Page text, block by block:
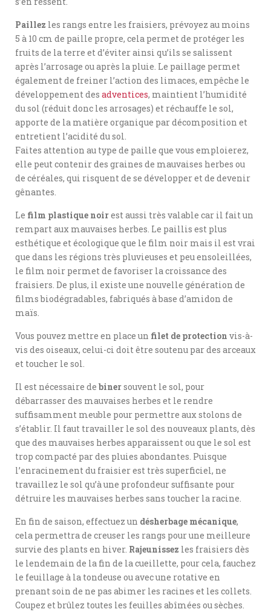
Paillez les rangs entre les fraisiers, prévoyez au moins
5 à 10 cm de paille propre, cela permet de protéger les
fruits de la terre et d’éviter ainsi qu’ils se salissent
après l’arrosage ou après la pluie. Le paillage permet
également de freiner l’action des limaces, empêche le
développement des adventices, maintient l’humidité
du sol (réduit donc les arrosages) et réchauffe le sol,
apporte de la matière organique par décomposition et
entretient l’acidité du sol.
Faites attention au type de paille que vous emploierez,
elle peut contenir des graines de mauvaises herbes ou
de céréales, qui risquent de se développer et de devenir
gênantes.
Le film plastique noirest aussi très valable car il fait un
rempart aux mauvaises herbes. Le paillis est plus
esthétique et écologique que le film noir mais il est vrai
que dans les régions très pluvieuses et peu ensoleillées,
le film noir permet de favoriser la croissance des
fraisiers. De plus, il existe une nouvelle génération de
films biodégradables, fabriqués à base d’amidon de
maïs.
Vous pouvez mettre en place un filet de protection vis-à-
vis des oiseaux, celui-ci doit être soutenu par des arceaux
et toucher le sol.
Il est nécessaire de binersouvent le sol, pour
débarrasser des mauvaises herbes et le rendre
suffisamment meuble pour permettre aux stolons de
s’établir. Il faut travailler le sol des nouveaux plants, dès
que des mauvaises herbes apparaissent ou que le sol est
trop compacté par des pluies abondantes. Puisque
l’enracinement du fraisier est très superficiel, ne
travaillez le sol qu’à une profondeur suffisante pour
détruire les mauvaises herbes sans toucher la racine.
En fin de saison, effectuez un désherbage mécanique,
cela permettra de creuser les rangs pour une meilleure
survie des plants en hiver. Rajeunissez les fraisiers dès
le lendemain de la fin de la cueillette, pour cela, fauchez
le feuillage à la tondeuse ou avec une rotative en
prenant soin de ne pas abimer les racines et les collets.
Coupez et brûlez toutes les feuilles abîmées ou sèches.